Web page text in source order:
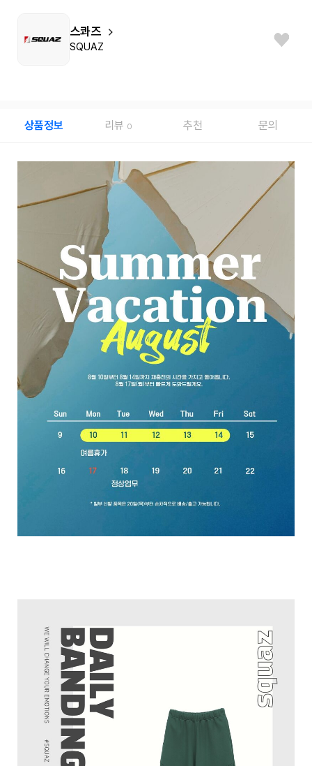
스콰즈
SQUAZ
상품정보 리뷰 0 추천 문의